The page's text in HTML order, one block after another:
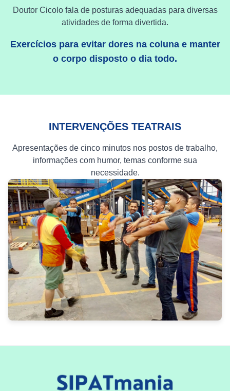
Doutor Cicolo fala de posturas adequadas para diversas
atividades de forma divertida.
Exercícios para evitar dores na coluna e manter
o corpo disposto o dia todo.
INTERVENÇÕES TEATRAIS
Apresentações de cinco minutos nos postos de trabalho,
informações com humor, temas conforme sua
necessidade.